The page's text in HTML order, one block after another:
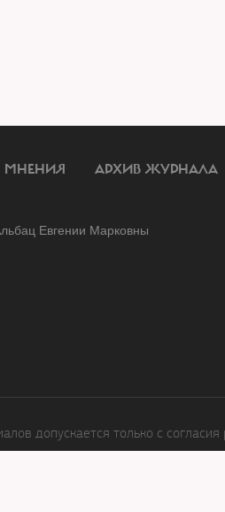
МНЕНИЯ АРХИВ ЖУРНАЛА
Евгении Марковны
допускается только с согласия